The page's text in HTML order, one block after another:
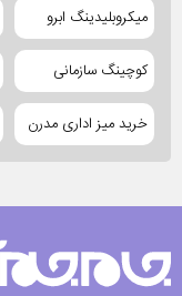
میکروبلیدینگ ابرو
کوچینگ سازمانی
خرید میز اداری مدرن